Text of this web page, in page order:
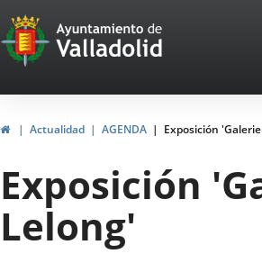
Portal
Web
del
Ayuntamiento
de
Valladolid
HomeActualidad AGENDA Exposición
Exposición
Lelong'